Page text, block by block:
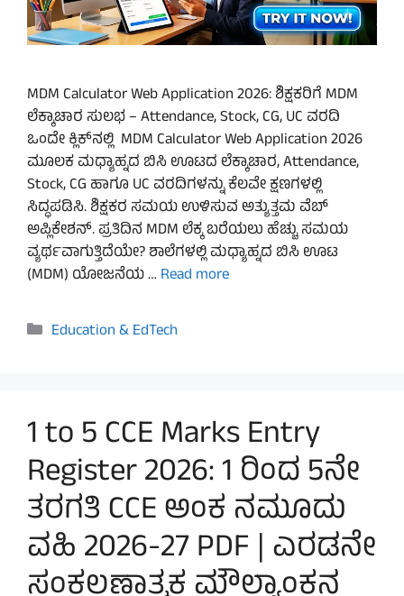
MDM Calculator Web Application 2026: ಶಿಕ್ಷಕರಿಗೆ MDM
ಲೆಕ್ಕಾಚಾರ ಸುಲಭ – Attendance, Stock, CG, UC ವರದಿ
ಒಂದೇ ಕ್ಲಿಕ್‌ನಲ್ಲಿ MDM Calculator Web Application 2026
ಮೂಲಕ ಮಧ್ಯಾಹ್ನದ ಬಿಸಿ ಊಟದ ಲೆಕ್ಕಾಚಾರ, Attendance,
Stock, CG ಹಾಗೂ UC ವರದಿಗಳನ್ನು ಕೆಲವೇ ಕ್ಷಣಗಳಲ್ಲಿ
ಸಿದ್ಧಪಡಿಸಿ. ಶಿಕ್ಷಕರ ಸಮಯ ಉಳಿಸುವ ಅತ್ಯುತ್ತಮ ವೆಬ್
ಅಪ್ಲಿಕೇಶನ್. ಪ್ರತಿದಿನ MDM ಲೆಕ್ಕ ಬರೆಯಲು ಹೆಚ್ಚು ಸಮಯ
ವ್ಯರ್ಥವಾಗುತ್ತಿದೆಯೇ? ಶಾಲೆಗಳಲ್ಲಿ ಮಧ್ಯಾಹ್ನದ ಬಿಸಿ ಊಟ
(MDM) ಯೋಜನೆಯ … Read more
Categories
Education & EdTech
1 to 5 CCE Marks Entry
Register 2026: 1 ರಿಂದ 5ನೇ
ತರಗತಿ CCE ಅಂಕ ನಮೂದು
ವಹಿ 2026-27 PDF | ಎರಡನೇ